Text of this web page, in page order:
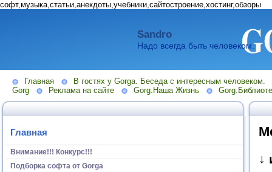
софт,музыка,статьи,анекдоты,учебники,сайтостроение,хостинг,обзоры
Sandro
Надо всегда быть человеком.
Главная
В гостях у Gorga. Беседа с интересным человеком.
Gorg
Реклама на сайте Gorg.Наша Жизнь
Главная
Внимание!!! Конкурс!!!
Подборка софта от Gorga
↓